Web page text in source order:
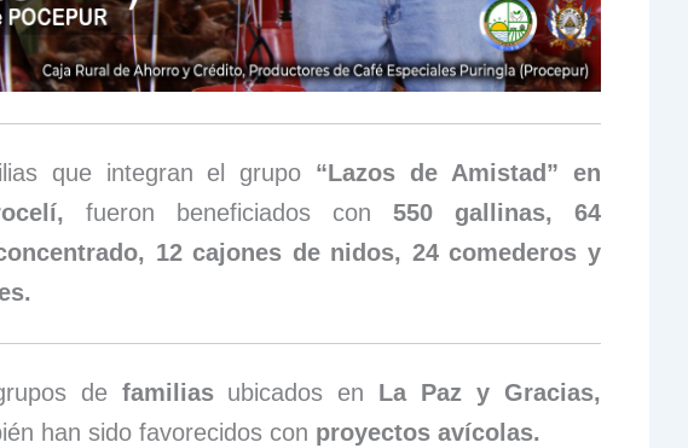
que integran el grupo “Lazos de Amistad” en
fueron beneficiados con 550 gallinas, 64
12 cajones de nidos, 24 comederos y
de familiasubicados en La Paz y Gracias,
han sido favorecidos con proyectos avícolas.